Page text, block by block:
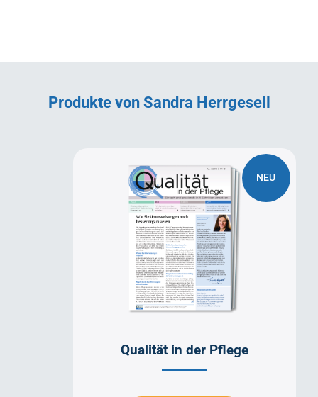
Produkte von Sandra Herrgesell
NEU
Qualität in der Pflege